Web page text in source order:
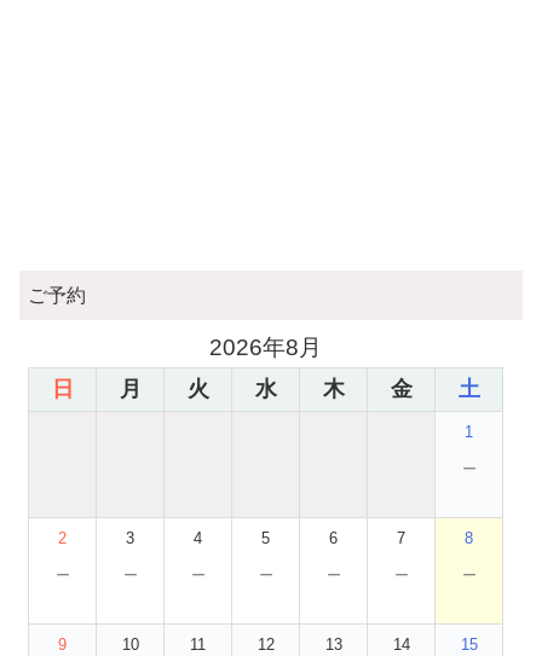
ご予約
2026年8月
日 月 火 水 木 金 土
1
－
2
－
3
－
4
－
5
－
6
－
7
－
8
－
9 10 11 12 13 14 15